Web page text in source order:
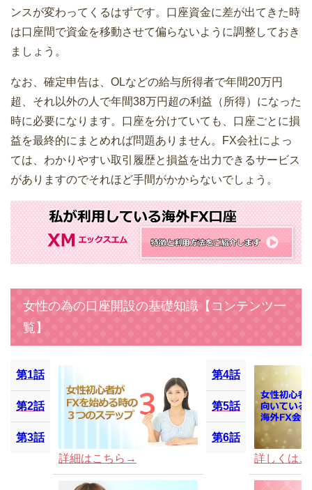
ンスが変わってくるはずです。口座資金に差が出てきた時
は口座間で資金を移動させて偏らないように調整しておき
ましょう。
なお、確定申告は、OLなどの給与所得者で年間20万円
超、それ以外の人で年間38万円超の利益（所得）になった
時に必要になります。口座を分けていても、口座ごとに損
益を最終的にまとめれば問題ありません。FX会社によっ
ては、わかりやすい取引履歴と損益を出力できるサービス
がありますのでそれほど手間がかからないでしょう。
女性の為の口座開設の基礎知識【コンテンツ一
覧】
第1話
第2話
第3話
詳細はこちら→
第4話
第5話
第6話
詳しくは